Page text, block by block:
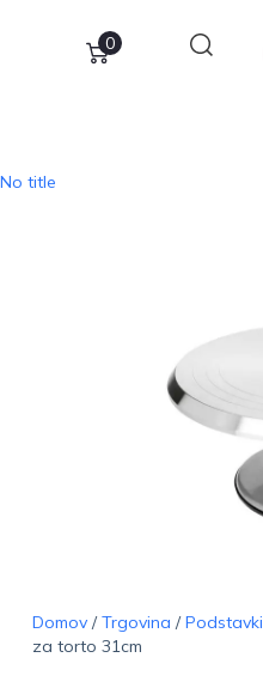
0
No title
Domov/Trgovina /Podstavki
za torto 31cm